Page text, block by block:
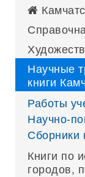
Научные
книги
Работы
Научно-
Сборники
Книги по
городов,